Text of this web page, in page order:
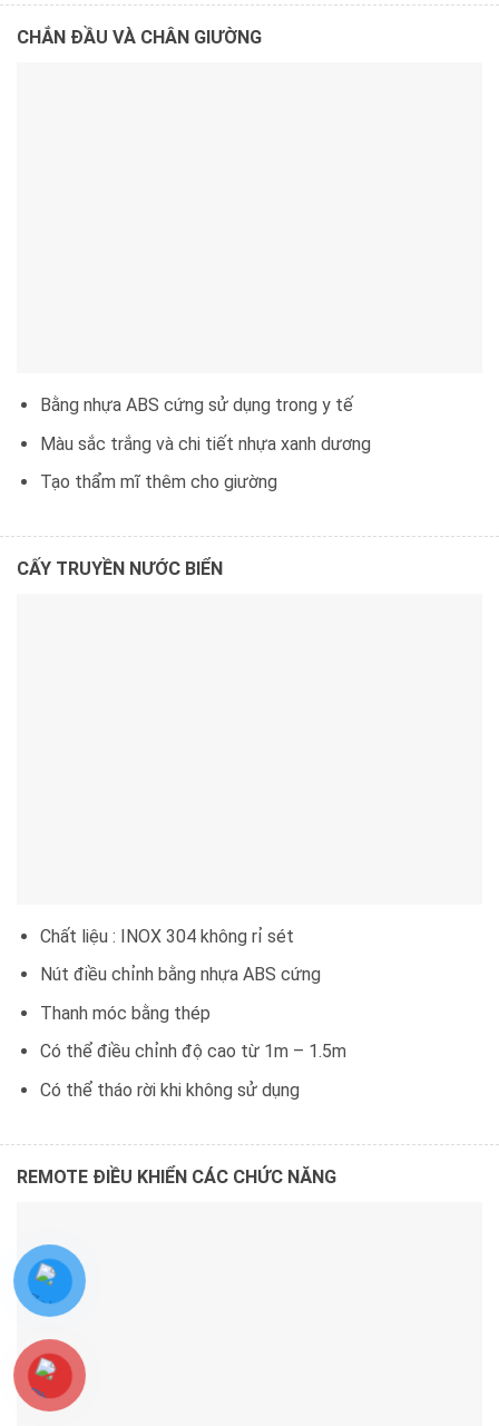
CHẮN ĐẦU VÀ CHÂN GIƯỜNG
Bằng nhựa ABS cứng sử dụng trong y tế
Màu sắc trắng và chi tiết nhựa xanh dương
Tạo thẩm mĩ thêm cho giường
CẤY TRUYỀN NƯỚC BIỂN
Chất liệu : INOX 304 không rỉ sét
Nút điều chỉnh bằng nhựa ABS cứng
Thanh móc bằng thép
Có thể điều chỉnh độ cao từ 1m – 1.5m
Có thể tháo rời khi không sử dụng
REMOTE ĐIỀU KHIỂN CÁC CHỨC NĂNG